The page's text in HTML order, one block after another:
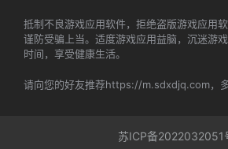
抵制不良游戏应用软件，拒绝盗版游戏应用软
谨防受骗上当。适度游戏应用益脑，沉迷游
时间，享受健康生活。
请向您的好友推荐https://m.sdxdjq.com，多
苏ICP备2022032051